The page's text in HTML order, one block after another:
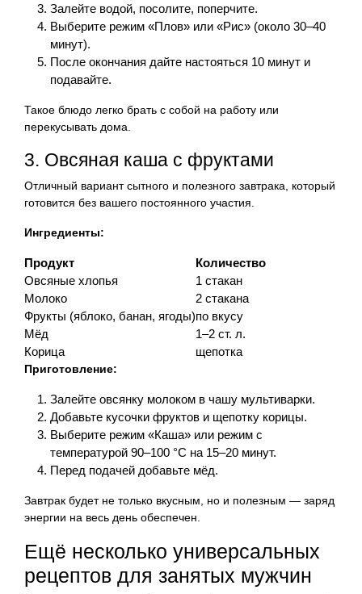
Залейте водой, посолите, поперчите.
Выберите режим «Плов» или «Рис» (около 30–40
минут).
После окончания дайте настояться 10 минут и
подавайте.
Такое блюдо легко брать с собой на работу или
перекусывать дома.
3. Овсяная каша с фруктами
Отличный вариант сытного и полезного завтрака, который
готовится без вашего постоянного участия.
Ингредиенты:
Продукт
Количество
Овсяные хлопья
1 стакан
Молоко
2 стакана
Фрукты (яблоко, банан, ягоды)по вкусу
Мёд
1–2 ст. л.
Корица
щепотка
Приготовление:
Залейте овсянку молоком в чашу мультиварки.
Добавьте кусочки фруктов и щепотку корицы.
Выберите режим «Каша» или режим с
температурой 90–100 °C на 15–20 минут.
Перед подачей добавьте мёд.
Завтрак будет не только вкусным, но и полезным — заряд
энергии на весь день обеспечен.
Ещё несколько универсальных
рецептов для занятых мужчин